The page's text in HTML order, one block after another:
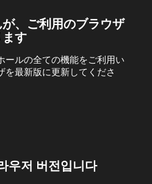
、ご利用のブラウザ
す
ールの全ての機能をご利用い
を最新版に更新してくださ
우저 버전입니다